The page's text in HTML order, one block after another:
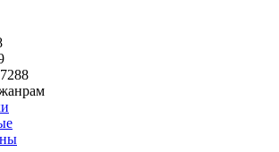
7288